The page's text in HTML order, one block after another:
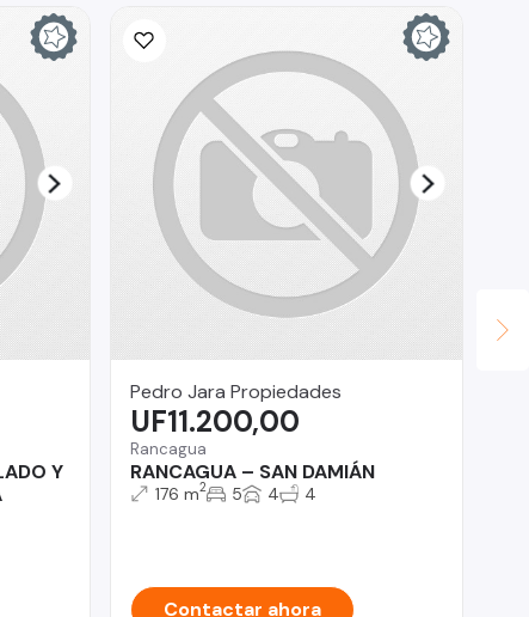
Y
Pedro Jara Propiedades
Rancagua
RANCAGUA – SAN DAMIÁN
UF11.200,00
176 m2 5 4 4
Contactar ahora